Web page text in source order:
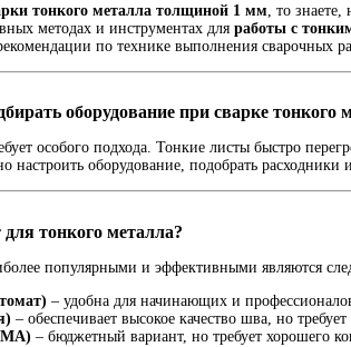
тонкого металла толщиной 1 мм , то
методах и инструментах для работы с
по технике выполнения сварочных
оборудование при сварке тонкого
особого подхода. Тонкие листы быстро
настроить оборудование, подобрать расходники
тонкого металла?
популярными и эффективными являются
– удобна для начинающих и
– обеспечивает высокое качество шва, но
– бюджетный вариант, но требует хорошего